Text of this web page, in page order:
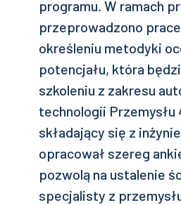
programu. W ramach
przeprowadzono
określeniu metodyki
potencjału, która
szkoleniu z zakresu
technologii Przemysłu
składający się z
opracował szereg
pozwolą na ustalenie
specjalisty z